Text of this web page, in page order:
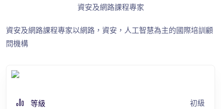
資安及網路課程專家
資安及網路課程專家以網路，資安，人工智慧為主的國際培訓顧
問機構
等級 初級